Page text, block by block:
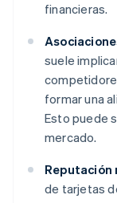
financieras.
suele
formar una
Esto puede
mercado.
Reputación
de tarjetas